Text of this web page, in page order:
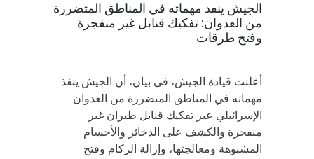
الجيش ينفذ مهماته في المناطق المتضررة
من العدوان: تفكيك قنابل غير منفجرة
وفتح طرقات
أعلنت قيادة الجيش، في بيان، أن الجيش ينفذ
مهماته في المناطق المتضررة من العدوان
الإسرائيلي عبر تفكيك قنابل طيران غير
منفجرة والكشف على الذخائر والأجسام
المشبوهة ومعالجتها، وإزالة الركام وفتح